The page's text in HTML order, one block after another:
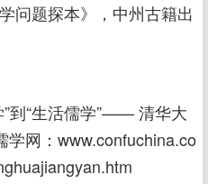
问题探本》，中州古籍出
到“生活儒学”—— 清华大
网：www.confuchina.co